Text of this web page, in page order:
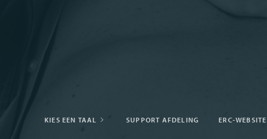
KIES EEN TAAL SUPPORT AFDELING ERC-WEBSITE